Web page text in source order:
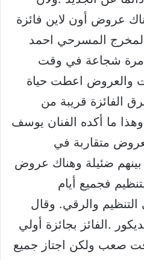
عروض أون لاين فائزة
المسرحي احمد
شجاعة في وقت
والعروض اعطت حياة
الفائزة قريبة من
ما أكده الفنان يوسف
متقاربة في
ضئيلة وهناك عروض
فجميع أيام
والرقي. وقال
.الفائز بجائزة أولي
صعب ولكن اجتاز جميع